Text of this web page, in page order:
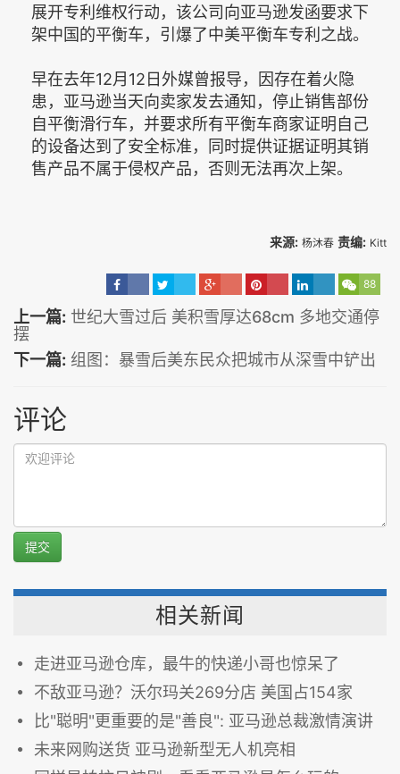
展开专利维权行动，该公司向亚马逊发函要求下
架中国的平衡车，引爆了中美平衡车专利之战。
早在去年12月12日外媒曾报导，因存在着火隐
患，亚马逊当天向卖家发去通知，停止销售部份
自平衡滑行车，并要求所有平衡车商家证明自己
的设备达到了安全标准，同时提供证据证明其销
售产品不属于侵权产品，否则无法再次上架。
来源: 杨沐春 责编: Kitt
88
上一篇: 世纪大雪过后 美积雪厚达68cm 多地交通停
摆
下一篇: 组图：暴雪后美东民众把城市从深雪中铲出
评论
提交
相关新闻
走进亚马逊仓库，最牛的快递小哥也惊呆了
不敌亚马逊？沃尔玛关269分店 美国占154家
比"聪明"更重要的是"善良": 亚马逊总裁激情演讲
未来网购送货 亚马逊新型无人机亮相